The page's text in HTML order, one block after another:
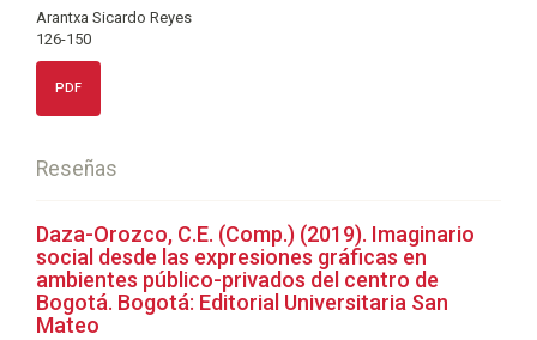
Arantxa Sicardo Reyes
126-150
PDF
Reseñas
Daza-Orozco, C.E. (Comp.) (2019). Imaginario
social desde las expresiones gráficas en
ambientes público-privados del centro de
Bogotá. Bogotá: Editorial Universitaria San
Mateo